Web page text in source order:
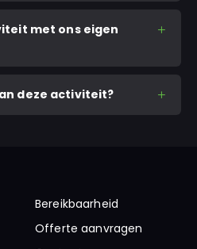
met ons eigen
deze activiteit?
Bereikbaarheid
Offerte aanvragen